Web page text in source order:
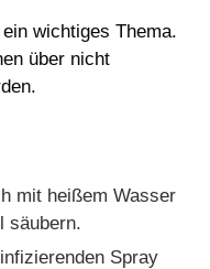
wichtiges Thema.
über nicht
mit heißem Wasser
säubern.
Spray